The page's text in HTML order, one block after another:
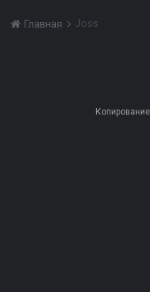
Главная Joss